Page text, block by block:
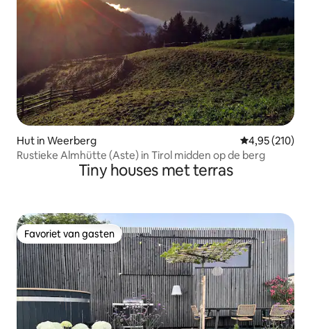
Hut in Weerberg Gemiddelde
4,95 (210)
Rustieke Almhütte (Aste) in Tirol midden op de berg
Tiny houses met terras
Favoriet van gasten
Favoriet van gasten